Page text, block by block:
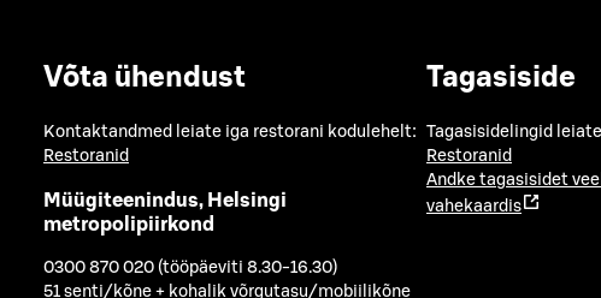
Võta ühendust
Kontaktandmed leiate iga restorani kodulehelt:
Restoranid
Müügiteenindus, Helsingi
metropolipiirkond
0300 870 020 (tööpäeviti 8.30-16.30)
51 senti/kõne + kohalik võrgutasu/mobiilikõne
Tagasiside
Tagasisidelingid
Restoranid
Andke tagasisidet
vahekaardis